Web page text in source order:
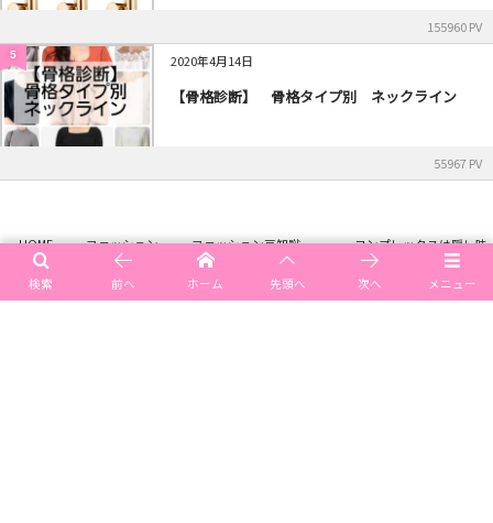
155960 PV
5 2020年4月14日
【骨格診断】 骨格タイプ別 ネックライン
55967 PV
HOME ファッション ファッション豆知識 , … コンプレックスは隠し味
メニュー
検索 前へ ホーム 先頭へ 次へ